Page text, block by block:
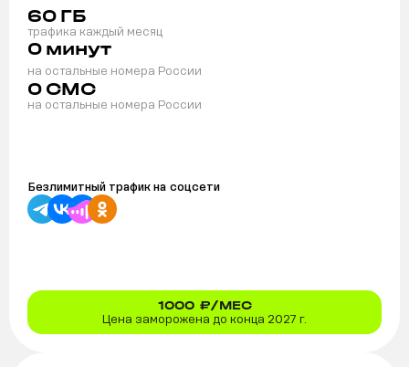
60 ГБ
трафика каждый месяц
0 минут
на остальные номера России
0 СМС
на остальные номера России
Безлимитный трафик на соцсети
1000 ₽/МЕС
Цена заморожена до конца 2027 г.